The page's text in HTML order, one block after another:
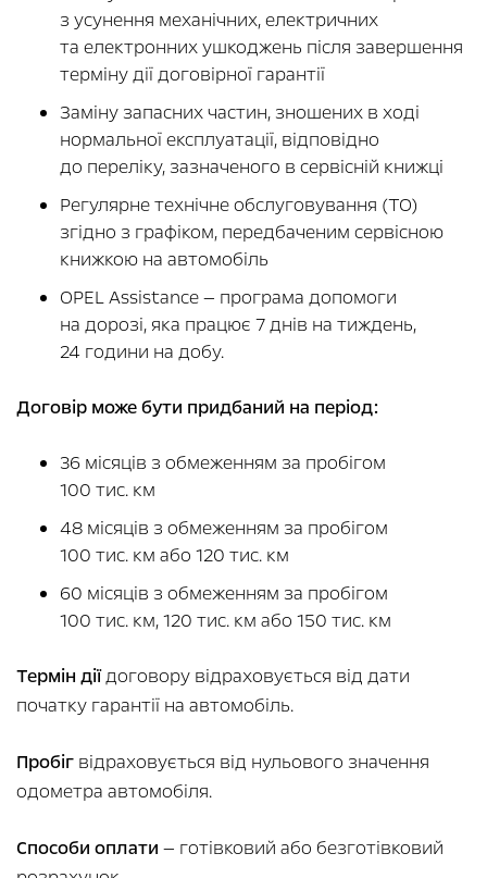
з усунення механічних, електричних
та електронних ушкоджень після завершення
терміну дії договірної гарантії
Заміну запасних частин, зношених в ході
нормальної експлуатації, відповідно
до переліку, зазначеного в сервісній книжці
Регулярне технічне обслуговування (ТО)
згідно з графіком, передбаченим сервісною
книжкою на автомобіль
OPEL Assistance — програма допомоги
на дорозі, яка працює 7 днів на тиждень,
24 години на добу.
Договір може бути придбаний на період:
36 місяців з обмеженням за пробігом
100 тис. км
48 місяців з обмеженням за пробігом
100 тис. км або 120 тис. км
60 місяців з обмеженням за пробігом
100 тис. км, 120 тис. км або 150 тис. км
Термін діїдоговору відраховується від дати
початку гарантії на автомобіль.
Пробіг відраховується від нульового значення
одометра автомобіля.
Способи оплати — готівковий або безготівковий